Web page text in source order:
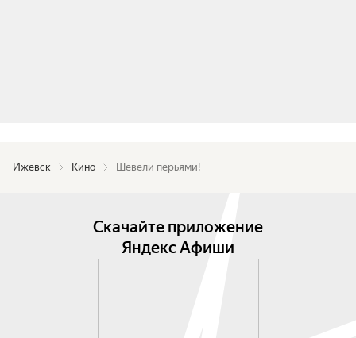
Ижевск Кино Шевели перьями!
Скачайте приложение
Яндекс Афиши